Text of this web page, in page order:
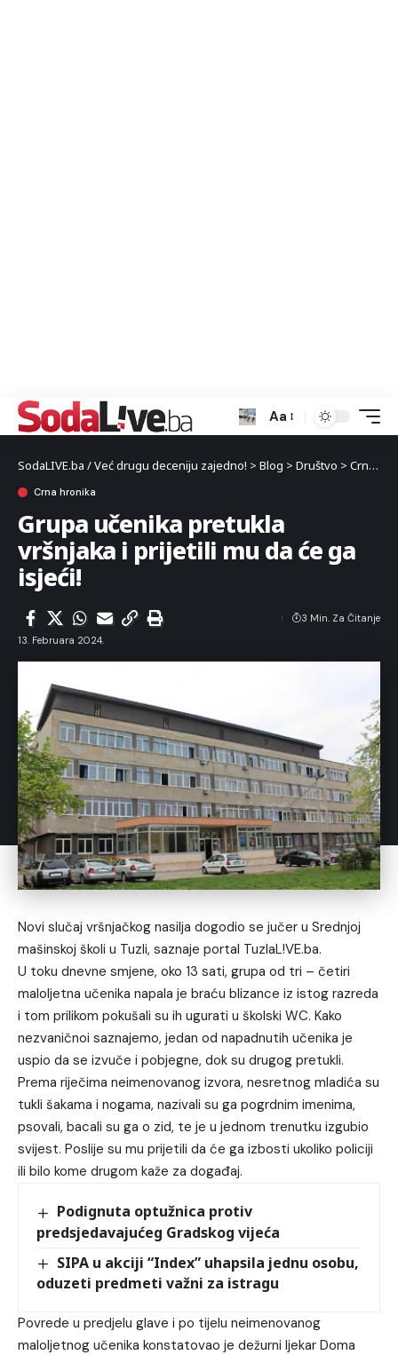
Aa
SodaLIVE.ba / Već drugu deceniju zajedno! > Blog > Društvo > Crna hronika
Crna hronika
Grupa učenika pretukla
vršnjaka i prijetili mu da će ga
isjeći!
13. Februara 2024.
3 Min. Za Čitanje
Novi slučaj vršnjačkog nasilja dogodio se jučer u Srednjoj
mašinskoj školi u Tuzli, saznaje portal TuzlaL!VE.ba.
U toku dnevne smjene, oko 13 sati, grupa od tri – četiri
maloljetna učenika napala je braću blizance iz istog razreda
i tom prilikom pokušali su ih ugurati u školski WC. Kako
nezvaničnoi saznajemo, jedan od napadnutih učenika je
uspio da se izvuče i pobjegne, dok su drugog pretukli.
Prema riječima neimenovanog izvora, nesretnog mladića su
tukli šakama i nogama, nazivali su ga pogrdnim imenima,
psovali, bacali su ga o zid, te je u jednom trenutku izgubio
svijest. Poslije su mu prijetili da će ga izbosti ukoliko policiji
ili bilo kome drugom kaže za događaj.
Podignuta optužnica protiv
predsjedavajućeg Gradskog vijeća
SIPA u akciji “Index” uhapsila jednu osobu,
oduzeti predmeti važni za istragu
Povrede u predjelu glave i po tijelu neimenovanog
maloljetnog učenika konstatovao je dežurni ljekar Doma